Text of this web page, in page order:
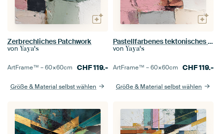
Zerbrechliches Patchwork
von Yaya's
ArtFrame™ –60×60cm CHF119.-
Größe & Material selbst wählen
Pastellfarbenes tektonisches Raster
von Yaya's
ArtFrame™ –60×60cm CHF119.-
Größe & Material selbst wählen